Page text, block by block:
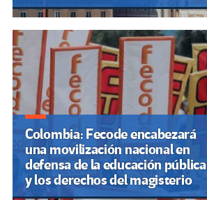
Colombia: Fecode encabezará
una movilización nacional en
defensa de la educación pública
y los derechos del magisterio